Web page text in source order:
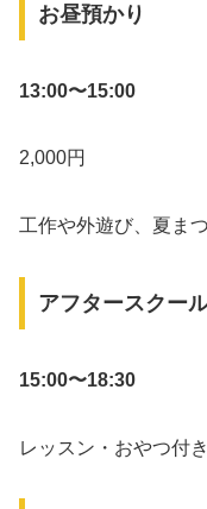
お昼預かり
13:00〜15:00
2,000円
工作や外遊び、夏ま
アフタースクー
15:00〜18:30
レッスン・おやつ付